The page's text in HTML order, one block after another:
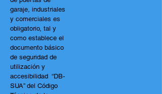
garaje, industriales
y comerciales es
obligatorio, tal y
como establece el
documento básico
de seguridad de
utilización y
accesibilidad “DB-
SUA” del Código